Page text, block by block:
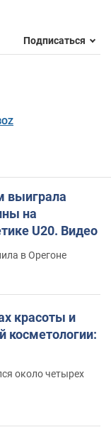
Подписаться
выиграла
на
U20. Видео
в Орегоне
красоты и
косметологии:
около четырех